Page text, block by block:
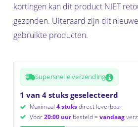
kortingen kan dit product NIET
gezonden. Uiteraard zijn dit
gebruikte producten.
Supersnelle verzending
1 van 4 stuks geselecteerd
Maximaal 4 stuksdirect leverbaar
Voor20:00 uurbesteld =vandaag